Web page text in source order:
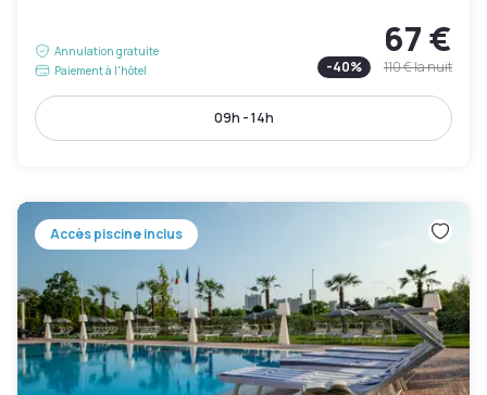
Annulation gratuite
Paiement à l'hôtel
67 €
-40% 110 €la nuit
09h - 14h
Accès piscine inclus